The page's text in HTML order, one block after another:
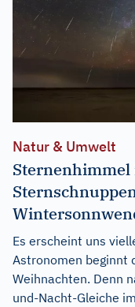
Natur & Umwelt
Sternenhimmel
Es erscheint uns
Astronomen beginnt
Weihnachten. Denn
und-Nacht-Gleiche